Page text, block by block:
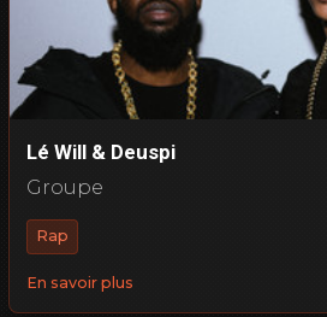
Lé Will & Deuspi
Groupe
Rap
En savoir plus